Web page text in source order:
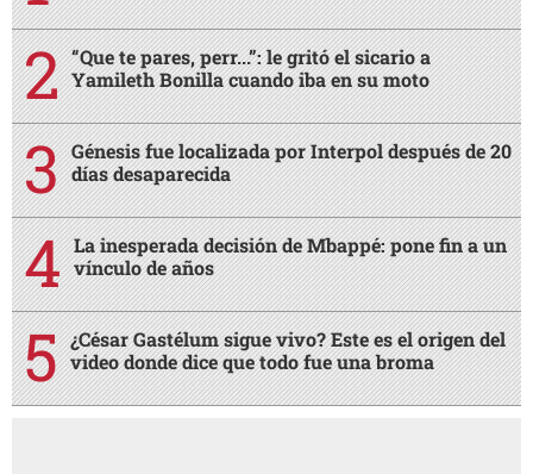
“Que te pares, perr...”: le gritó el sicario a
Yamileth Bonilla cuando iba en su moto
Génesis fue localizada por Interpol después de 20
días desaparecida
La inesperada decisión de Mbappé: pone fin a un
vínculo de años
¿César Gastélum sigue vivo? Este es el origen del
video donde dice que todo fue una broma